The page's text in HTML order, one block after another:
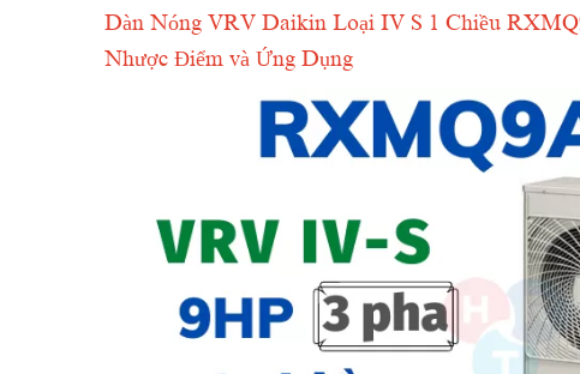
Dàn Nóng VRV Daikin Loại IV S 1 Chiều
Nhược Điểm và Ứng Dụng